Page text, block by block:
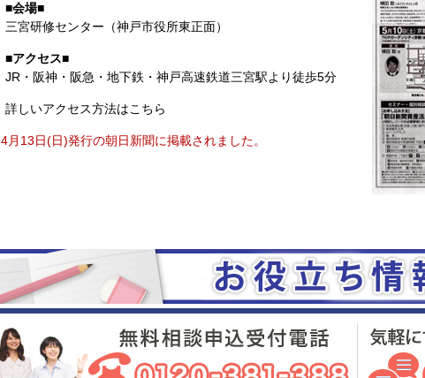
■会場■
三宮研修センター（神戸市役所東正面）
■アクセス■
JR・阪神・阪急・地下鉄・神戸高速鉄道三宮駅より徒歩5分
詳しいアクセス方法はこちら
4月13日(日)発行の朝日新聞に掲載されました。